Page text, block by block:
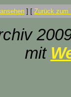
] [ Zurück zum
mit